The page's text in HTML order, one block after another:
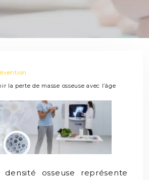
la perte de masse osseuse avec l’âge
osseuse représente